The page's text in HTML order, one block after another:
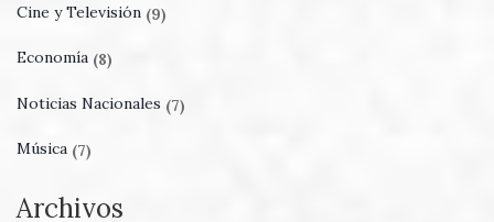
Cine y Televisión (9)
Economía (8)
Noticias Nacionales (7)
Música (7)
Archivos